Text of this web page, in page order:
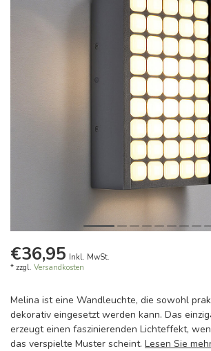
€36,95 Inkl. MwSt.
* zzgl. Versandkosten
Melina ist eine Wandleuchte, die sowohl
dekorativ eingesetzt werden kann. Das
erzeugt einen faszinierenden Lichteffekt,
das verspielte Muster scheint. Lesen Sie